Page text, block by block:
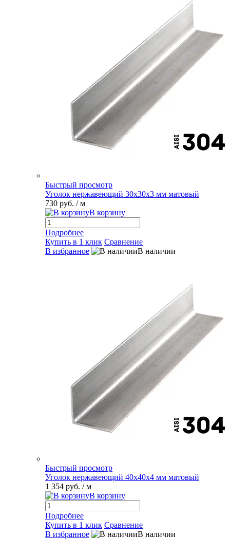
Быстрый просмотр
Уголок нержавеющий 30х30х3 мм матовый
730 руб. / м
В корзину
Подробнее
Купить в 1 клик Сравнение
В избранное
В наличии
Быстрый просмотр
Уголок нержавеющий 40х40х4 мм матовый
1 354 руб. / м
В корзину
Подробнее
Купить в 1 клик Сравнение
В избранное
В наличии